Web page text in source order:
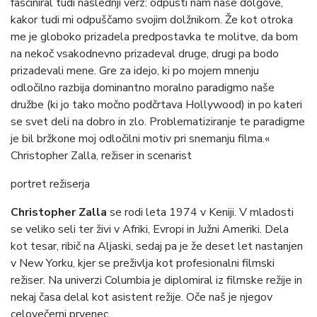
kakor tudi mi odpuščamo svojim dolžnikom. Že kot otroka
me je globoko prizadela predpostavka te molitve, da bom
na nekoč vsakodnevno prizadeval druge, drugi pa bodo
prizadevali mene. Gre za idejo, ki po mojem mnenju
odločilno razbija dominantno moralno paradigmo naše
družbe (ki jo tako močno podčrtava Hollywood) in po kateri
se svet deli na dobro in zlo. Problematiziranje te paradigme
je bil bržkone moj odločilni motiv pri snemanju filma.«
Christopher Zalla, režiser in scenarist
portret režiserja
Christopher Zalla se rodi leta 1974 v Keniji. V mladosti
se veliko seli ter živi v Afriki, Evropi in Južni Ameriki. Dela
kot tesar, ribič na Aljaski, sedaj pa je že deset let nastanjen
v New Yorku, kjer se preživlja kot profesionalni filmski
režiser. Na univerzi Columbia je diplomiral iz filmske režije in
nekaj časa delal kot asistent režije. Oče naš je njegov